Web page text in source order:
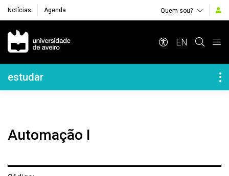
Notícias Agenda Quem sou?
Navegação Principal
EN
Navegação Lateral
estudar
Automação I